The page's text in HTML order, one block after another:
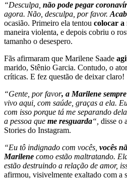
“Desculpa, não pode pegar
agora. Não, desculpa, por favor.
ocasião. Primeiro ela tentou colocar a
maneira violenta, e depois cobriu o
tamanho o desespero.
Fãs afirmaram que Marilene Saade
marido, Stênio Garcia. Contudo, o
críticas. E fez questão de deixar claro!
“Gente, por favor, a Marilene
vivo aqui, com saúde, graças a ela.
com isso porque tá me separando
a pessoa que me resguarda“, disse o
Stories do Instagram.
“Eu tô indignado com vocês, vocês
Marilene como estão maltratando.
estão destruindo a relação de amor,
afirmou, visivelmente exaltado com a